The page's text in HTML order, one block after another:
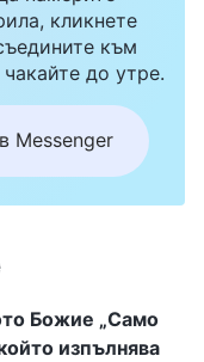
кликнете
към
до утре.
Messenger
Божие „Само
изпълнява